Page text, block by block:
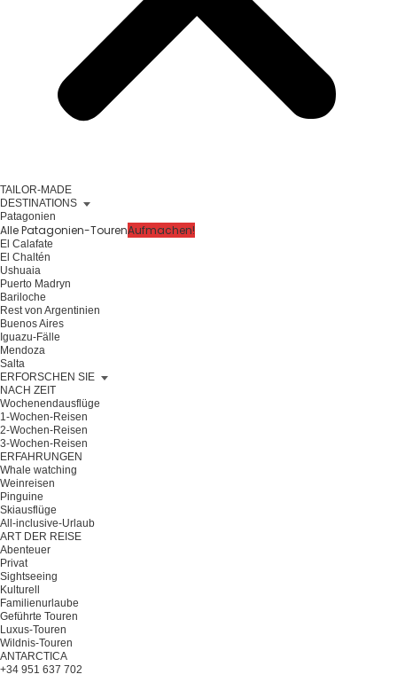
TAILOR-MADE
DESTINATIONS
Patagonien
Alle Patagonien-TourenAufmachen!
El Calafate
El Chaltén
Ushuaia
Puerto Madryn
Bariloche
Rest von Argentinien
Buenos Aires
Iguazu-Fälle
Mendoza
Salta
ERFORSCHEN SIE
NACH ZEIT
Wochenendausflüge
1-Wochen-Reisen
2-Wochen-Reisen
3-Wochen-Reisen
ERFAHRUNGEN
Whale watching
Weinreisen
Pinguine
Skiausflüge
All-inclusive-Urlaub
ART DER REISE
Abenteuer
Privat
Sightseeing
Kulturell
Familienurlaube
Geführte Touren
Luxus-Touren
Wildnis-Touren
ANTARCTICA
+34 951 637 702